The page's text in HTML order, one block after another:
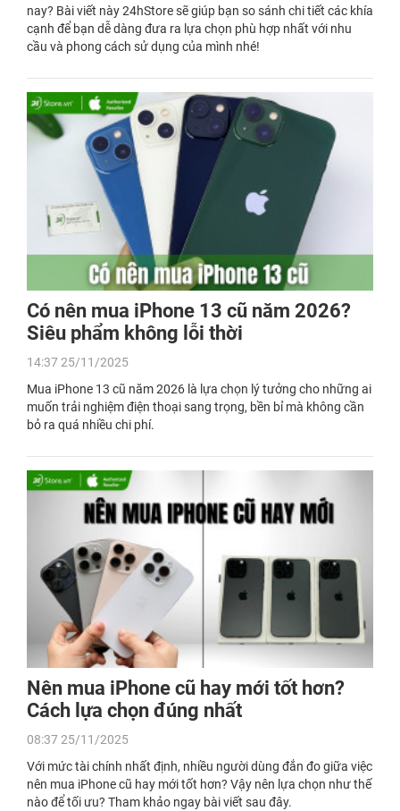
nay? Bài viết này 24hStore sẽ giúp bạn so sánh chi tiết các khía
cạnh để bạn dễ dàng đưa ra lựa chọn phù hợp nhất với nhu
cầu và phong cách sử dụng của mình nhé!
Có nên mua iPhone 13 cũ năm 2026?
Siêu phẩm không lỗi thời
14:37 25/11/2025
Mua iPhone 13 cũ năm 2026 là lựa chọn lý tưởng cho những ai
muốn trải nghiệm điện thoại sang trọng, bền bỉ mà không cần
bỏ ra quá nhiều chi phí.
Nên mua iPhone cũ hay mới tốt hơn?
Cách lựa chọn đúng nhất
08:37 25/11/2025
Với mức tài chính nhất định, nhiều người dùng đắn đo giữa việc
nên mua iPhone cũ hay mới tốt hơn? Vậy nên lựa chọn như thế
nào để tối ưu? Tham khảo ngay bài viết sau đây.